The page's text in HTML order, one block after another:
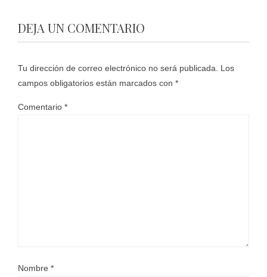
DEJA UN COMENTARIO
Tu dirección de correo electrónico no será publicada. Los
campos obligatorios están marcados con *
Comentario *
Nombre *